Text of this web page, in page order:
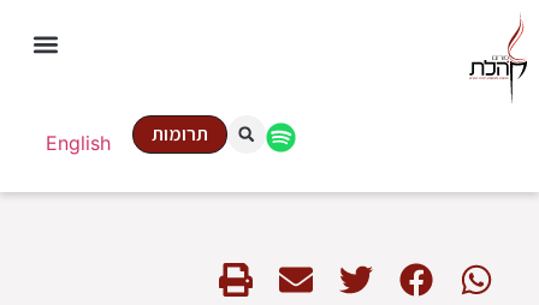
English תרומות